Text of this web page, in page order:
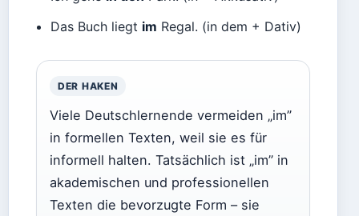
Das Buch liegt im Regal. (in dem + Dativ)
DER HAKEN
Viele Deutschlernende vermeiden „im”
in formellen Texten, weil sie es für
informell halten. Tatsächlich ist „im” in
akademischen und professionellen
Texten die bevorzugte Form – sie